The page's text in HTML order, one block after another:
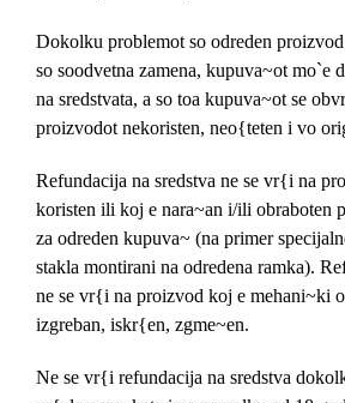
Dokolku problemot so odreden
so soodvetna zamena, kupuva~ot mo`e
na sredstvata, a so toa kupuva~ot se
proizvodot nekoristen, neo{teten i vo
Refundacija na sredstva ne se vr{i na
koristen ili koj e nara~an i/ili obraboten
za odreden kupuva~ (na primer
stakla montirani na odredena ramka).
ne se vr{i na proizvod koj e mehani~ki
izgreban, iskr{en, zgme~en.
Ne se vr{i refundacija na sredstva